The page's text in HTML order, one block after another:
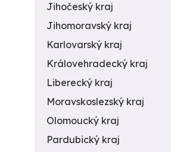
Jihočeský kraj
Jihomoravský kraj
Karlovarský kraj
Královehradecký kraj
Liberecký kraj
Moravskoslezský kraj
Olomoucký kraj
Pardubický kraj